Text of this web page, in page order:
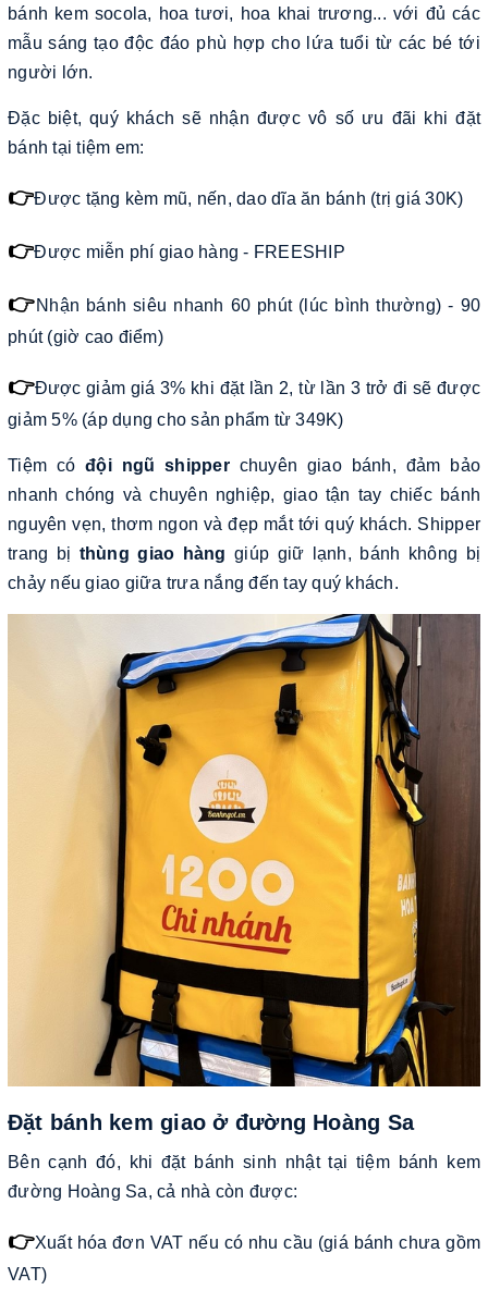
bánh kem socola, hoa tươi, hoa khai trương... với đủ các
mẫu sáng tạo độc đáo phù hợp cho lứa tuổi từ các bé tới
người lớn.
Đặc biệt, quý khách sẽ nhận được vô số ưu đãi khi đặt
bánh tại tiệm em:
👉Được tặng kèm mũ, nến, dao dĩa ăn bánh (trị giá 30K)
👉Được miễn phí giao hàng - FREESHIP
👉Nhận bánh siêu nhanh 60 phút (lúc bình thường) - 90
phút (giờ cao điểm)
👉Được giảm giá 3% khi đặt lần 2, từ lần 3 trở đi sẽ được
giảm 5% (áp dụng cho sản phẩm từ 349K)
Tiệm cóđội ngũ shipperchuyên giao bánh, đảm bảo
nhanh chóng và chuyên nghiệp, giao tận tay chiếc bánh
nguyên vẹn, thơm ngon và đẹp mắt tới quý khách. Shipper
trang bị thùng giao hàng giúp giữ lạnh, bánh không bị
chảy nếu giao giữa trưa nắng đến tay quý khách.
Đặt bánh kem giao ở đường Hoàng Sa
Bên cạnh đó, khi đặt bánh sinh nhật tại tiệm bánh kem
đường Hoàng Sa, cả nhà còn được:
👉Xuất hóa đơn VAT nếu có nhu cầu (giá bánh chưa gồm
VAT)